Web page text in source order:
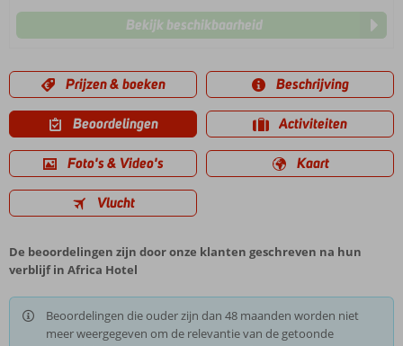
Bekijk beschikbaarheid
Prijzen & boeken Beschrijving
Beoordelingen Activiteiten
Foto's & Video's Kaart
Vlucht
De beoordelingen zijn door onze klanten geschreven na hun
verblijf in Africa Hotel
Beoordelingen die ouder zijn dan 48 maanden worden niet
meer weergegeven om de relevantie van de getoonde